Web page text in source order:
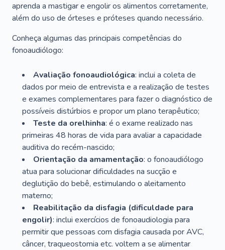
aprenda a mastigar e engolir os alimentos corretamente,
além do uso de órteses e próteses quando necessário.
Conheça algumas das principais competências do
fonoaudiólogo:
Avaliação fonoaudiológica: inclui a coleta de
dados por meio de entrevista e a realização de testes
e exames complementares para fazer o diagnóstico de
possíveis distúrbios e propor um plano terapêutico;
Teste da orelhinha: é o exame realizado nas
primeiras 48 horas de vida para avaliar a capacidade
auditiva do recém-nascido;
Orientação da amamentação: o fonoaudiólogo
atua para solucionar dificuldades na sucção e
deglutição do bebê, estimulando o aleitamento
materno;
Reabilitação da disfagia (dificuldade para
engolir): inclui exercícios de fonoaudiologia para
permitir que pessoas com disfagia causada por AVC,
câncer, traqueostomia etc. voltem a se alimentar